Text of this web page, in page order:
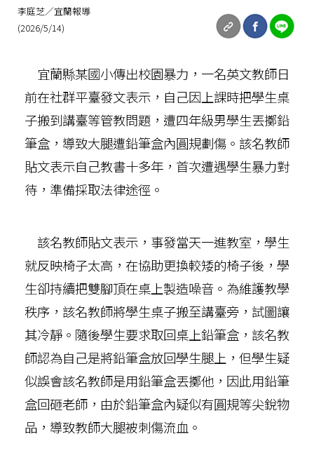
李庭芝／宜蘭報導
(2026/5/14)
宜蘭縣某國小傳出校園暴力，一名英文教師日
前在社群平臺發文表示，自己因上課時把學生桌
子搬到講臺等管教問題，遭四年級男學生丟擲鉛
筆盒，導致大腿遭鉛筆盒內圓規劃傷。該名教師
貼文表示自己教書十多年，首次遭遇學生暴力對
待，準備採取法律途徑。
該名教師貼文表示，事發當天一進教室，學生
就反映椅子太高，在協助更換較矮的椅子後，學
生卻持續把雙腳頂在桌上製造噪音。為維護教學
秩序，該名教師將學生桌子搬至講臺旁，試圖讓
其冷靜。隨後學生要求取回桌上鉛筆盒，該名教
師認為自己是將鉛筆盒放回學生腿上，但學生疑
似誤會該名教師是用鉛筆盒丟擲他，因此用鉛筆
盒回砸老師，由於鉛筆盒內疑似有圓規等尖銳物
品，導致教師大腿被刺傷流血。